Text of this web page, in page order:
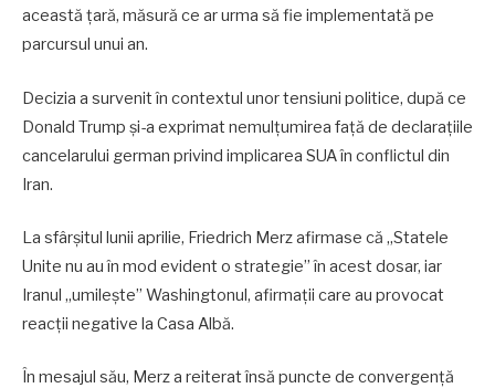
această țară, măsură ce ar urma să fie implementată pe
parcursul unui an.
Decizia a survenit în contextul unor tensiuni politice, după ce
Donald Trump și-a exprimat nemulțumirea față de declarațiile
cancelarului german privind implicarea SUA în conflictul din
Iran.
La sfârșitul lunii aprilie, Friedrich Merz afirmase că „Statele
Unite nu au în mod evident o strategie” în acest dosar, iar
Iranul „umilește” Washingtonul, afirmații care au provocat
reacții negative la Casa Albă.
În mesajul său, Merz a reiterat însă puncte de convergență